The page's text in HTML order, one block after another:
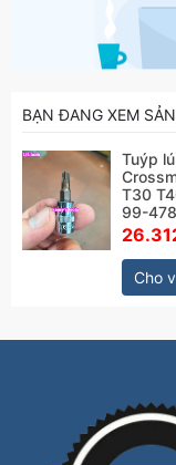
BẠN ĐANG XEM
Tuýp
T30
99-
Cho